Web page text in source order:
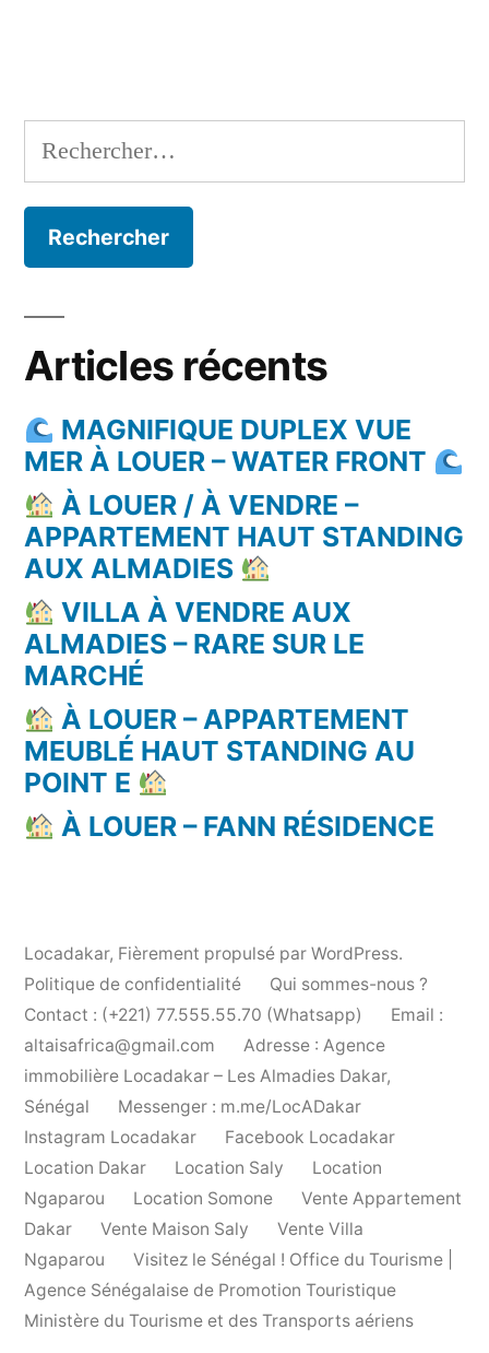
Rechercher :
Articles récents
MAGNIFIQUE DUPLEX VUE
MER À LOUER – WATER FRONT
À LOUER / À VENDRE –
APPARTEMENT HAUT STANDING
AUX ALMADIES
VILLA À VENDRE AUX
ALMADIES – RARE SUR LE
MARCHÉ
À LOUER – APPARTEMENT
MEUBLÉ HAUT STANDING AU
POINT E
À LOUER – FANN RÉSIDENCE
Locadakar, Fièrement propulsé par WordPress.
Politique de confidentialité
Qui sommes-nous ?
Contact : (+221) 77.555.55.70 (Whatsapp)
Email :
altaisafrica@gmail.com
Adresse : Agence
immobilière Locadakar – Les Almadies Dakar,
Sénégal
Messenger : m.me/LocADakar
Instagram Locadakar
Facebook Locadakar
Location Dakar
Location Saly
Location
Ngaparou
Location Somone
Vente Appartement
Dakar
Vente Maison Saly
Vente Villa
Ngaparou
Visitez le Sénégal ! Office du Tourisme |
Agence Sénégalaise de Promotion Touristique
Ministère du Tourisme et des Transports aériens